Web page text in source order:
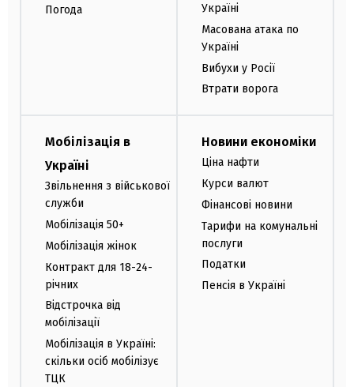
Погода
Україні
Масована атака по
Україні
Вибухи у Росії
Втрати ворога
Мобілізація в
Україні
Звільнення з військової
служби
Мобілізація 50+
Мобілізація жінок
Контракт для 18-24-
річних
Відстрочка від
мобілізації
Мобілізація в Україні:
скільки осіб мобілізує
ТЦК
Новини економіки
Ціна нафти
Курси валют
Фінансові новини
Тарифи на комунальні
послуги
Податки
Пенсія в Україні